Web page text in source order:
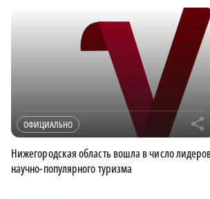
ОФИЦИАЛЬНО r
Нижегородская область вошла в число
научно-популярного туризма